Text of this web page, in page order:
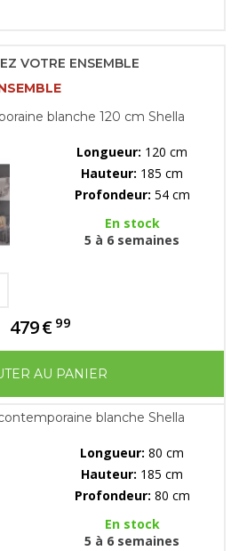
VOTRE ENSEMBLE
blanche 120 cm Shella
Longueur: 120 cm
Hauteur: 185 cm
Profondeur: 54 cm
En stock
5 à 6 semaines
479€ 99
AU PANIER
blanche Shella
Longueur: 80 cm
Hauteur: 185 cm
Profondeur: 80 cm
En stock
5 à 6 semaines